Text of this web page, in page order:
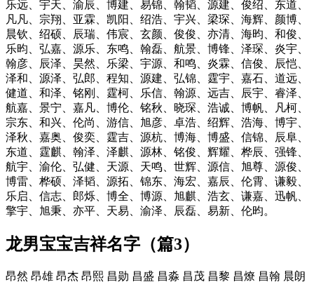
乐远、宇天、渝辰、博建、易锦、翰韬、源建、俊绍、东道、
凡凡、宗翔、亚霖、凯阳、绍浩、宇兴、梁琛、海辉、颜博、
晨钦、绍硕、辰瑞、伟宸、玄颜、俊俊、亦清、海昀、和俊、
乐昀、弘嘉、源乐、东鸣、翰磊、航景、博锋、泽琛、炎宇、
翰彦、辰泽、昊然、乐梁、宇源、和鸣、炎霖、信俊、辰恺、
泽和、源泽、弘郎、程知、源建、弘锦、霆宇、嘉石、道远、
健道、和泽、铭刚、霆柯、乐信、翰源、远吉、辰宇、睿泽、
航嘉、景宁、嘉凡、博伦、铭秋、晓琛、浩诚、博帆、凡柯、
宗东、和兴、伦尚、游信、旭彦、卓浩、绍辉、浩海、博宇、
泽秋、嘉奥、俊奕、霆吉、源杭、博海、博盛、信锦、辰阜、
东道、霆麒、翰泽、泽麒、源林、铭俊、辉耀、桦辰、强锋、
航宇、渝伦、弘健、天源、天鸣、世辉、源信、旭尊、源俊、
博雷、桦硕、泽韬、源拓、锦东、海宏、嘉辰、伦霄、谦毅、
乐启、信志、郎烁、博全、博源、旭麒、浩玄、谦嘉、迅帆、
擎宇、旭秉、亦平、天易、渝泽、辰磊、易新、伦昀。
龙男宝宝吉祥名字（篇3）
昂然 昂雄 昂杰 昂熙 昌勋 昌盛 昌淼 昌茂 昌黎 昌燎 昌翰 晨朗